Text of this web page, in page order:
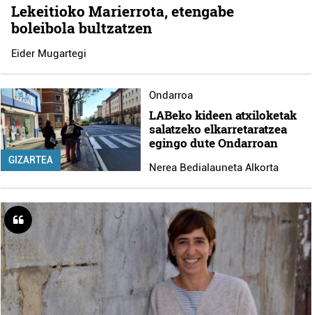
Lekeitioko Marierrota, etengabe
boleibola bultzatzen
Eider Mugartegi
GIZARTEA
Ondarroa
LABeko kideen atxiloketak
salatzeko elkarretaratzea
egingo dute Ondarroan
Nerea Bedialauneta Alkorta